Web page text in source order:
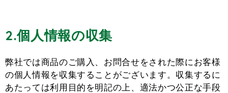
2.個人情報の収集
弊社では商品のご購入、お問合せをされた際にお客様
の個人情報を収集することがございます。収集するに
あたっては利用目的を明記の上、適法かつ公正な手段